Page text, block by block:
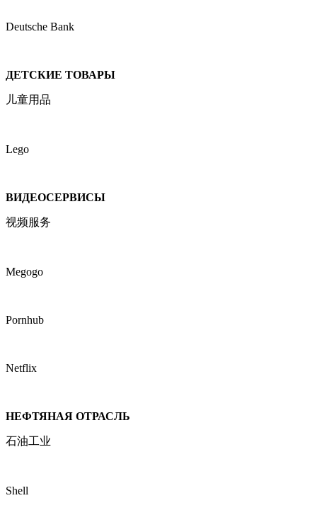
Deutsche Bank
ДЕТСКИЕ ТОВАРЫ
儿童用品
Lego
ВИДЕОСЕРВИСЫ
视频服务
Megogo
Pornhub
Netflix
НЕФТЯНАЯ ОТРАСЛЬ
石油工业
Shell